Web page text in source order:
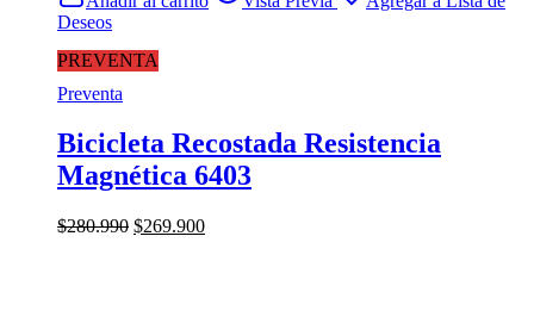
PREVENTA
Deseos
Preventa
Bicicleta Recostada Resistencia
Magnética 6403
$280.990 El
$269.900El